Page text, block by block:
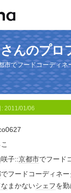
んのプロ
市でフードコーディネ
: 2011/01/06
咲子::京都市でフード
でフードコーディネー
まかないシェフを勤